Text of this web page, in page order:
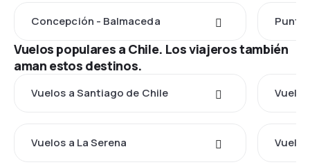
Concepción - Balmaceda Punta
Vuelos populares a Chile. Los viajeros también
aman estos destinos.
Vuelos a Santiago de Chile
Vuelos a La Serena